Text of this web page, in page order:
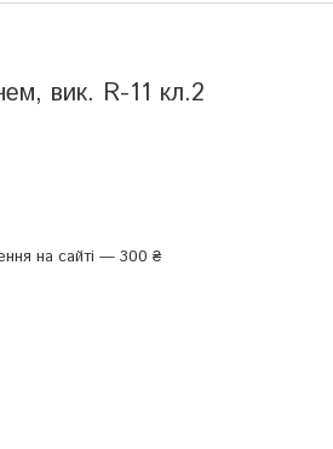
вик. R-11 кл.2
на сайті — 300 ₴